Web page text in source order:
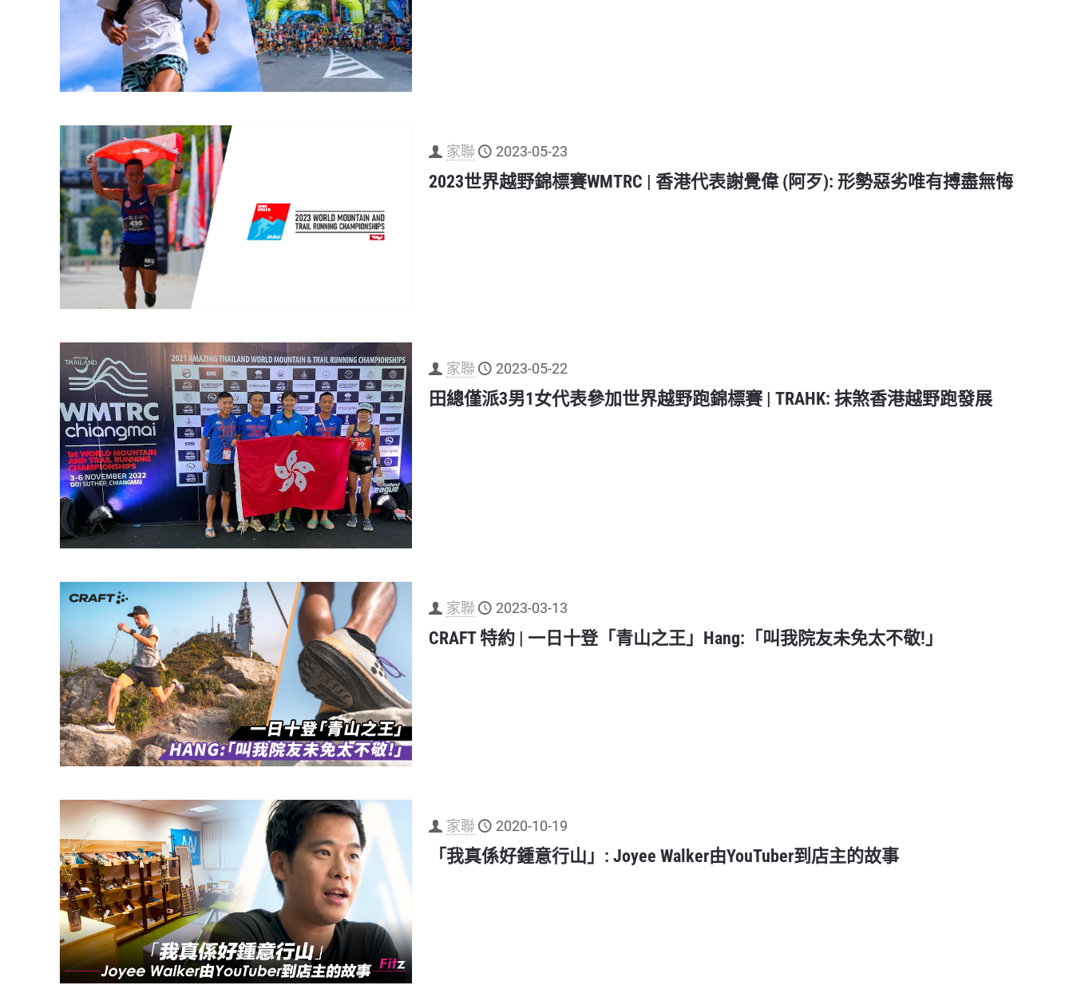
家聯 2023-05-23
2023世界越野錦標賽WMTRC | 香港代表謝覺偉 (阿歹): 形勢惡劣唯有搏盡無悔
家聯 2023-05-22
田總僅派3男1女代表參加世界越野跑錦標賽 | TRAHK: 抹煞香港越野跑發展
家聯 2023-03-13
CRAFT 特約 | 一日十登「青山之王」Hang:「叫我院友未免太不敬!」
家聯 2020-10-19
「我真係好鍾意行山」: Joyee Walker由YouTuber到店主的故事